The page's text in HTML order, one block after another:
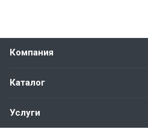
Компания
Каталог
Услуги